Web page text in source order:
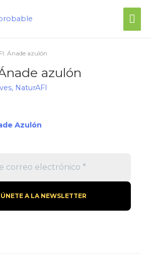
Ánade azulón
azulón
, NaturAFI
Azulón